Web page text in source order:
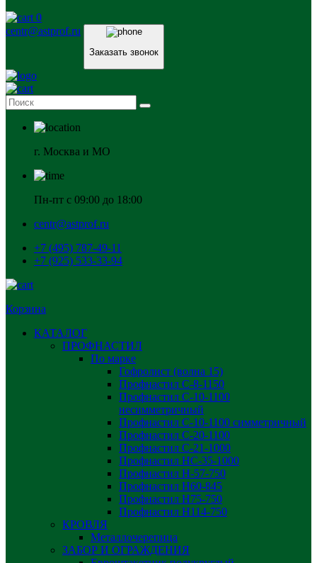
0
centr@astprof.ru
Заказать звонок
г. Москва и МО
Пн-пт с 09:00 до 18:00
centr@astprof.ru
+7 (495) 787-49-11
+7 (925) 533-33-94
Корзина
КАТАЛОГ
ПРОФНАСТИЛ
По марке
Гофролист (волна 15)
Профнастил С-8-1150
Профнастил С-10-1100
несимметричный
Профнастил С-10-1100 симметричный
Профнастил С-20-1100
Профнастил С-21-1000
Профнастил НС-35-1000
Профнастил H-57-750
Профнастил Н60-845
Профнастил Н75-750
Профнастил Н114-750
КРОВЛЯ
Металлочерепица
ЗАБОР И ОГРАЖДЕНИЯ